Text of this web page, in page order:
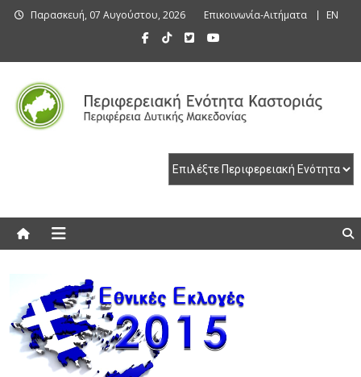
Skip
Παρασκευή, 07 Αυγούστου, 2026 Επικοινωνία-Αιτήματα EN